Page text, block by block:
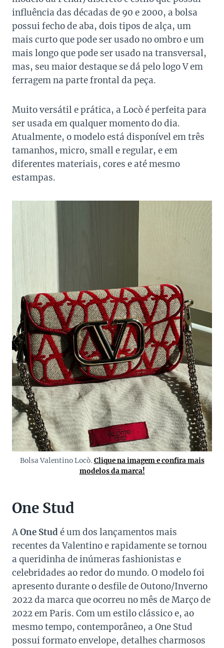
influência das décadas de 90 e 2000, a bolsa
possui fecho de aba, dois tipos de alça, um
mais curto que pode ser usado no ombro e um
mais longo que pode ser usado na transversal,
mas, seu maior destaque se dá pelo logo V em
ferragem na parte frontal da peça.
Muito versátil e prática, a Locò é perfeita para
ser usada em qualquer momento do dia.
Atualmente, o modelo está disponível em três
tamanhos, micro, small e regular, e em
diferentes materiais, cores e até mesmo
estampas.
Bolsa Valentino Locò. Clique na imagem e confira mais
modelos da marca!
One Stud
AOne Studé um dos lançamentos mais
recentes da Valentino e rapidamente se tornou
a queridinha de inúmeras fashionistas e
celebridades ao redor do mundo. O modelo foi
apresento durante o desfile de Outono/Inverno
2022 da marca que ocorreu no mês de Março de
2022 em Paris. Com um estilo clássico e, ao
mesmo tempo, contemporâneo, a One Stud
possui formato envelope, detalhes charmosos